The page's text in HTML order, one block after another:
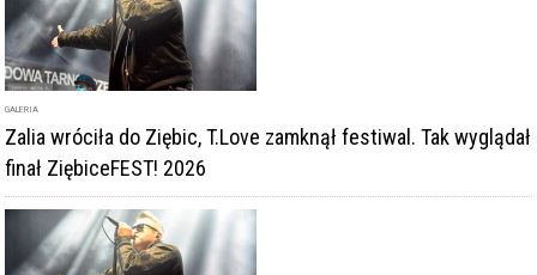
GALERIA
Zalia wróciła do Ziębic, T.Love zamknął festiwal. Tak wyglądał
finał ZiębiceFEST! 2026